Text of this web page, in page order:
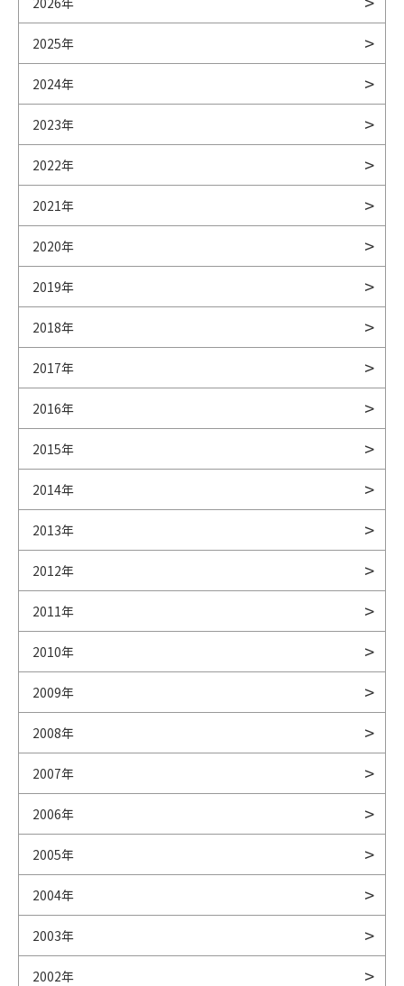
2025年
2024年
2023年
2022年
2021年
2020年
2019年
2018年
2017年
2016年
2015年
2014年
2013年
2012年
2011年
2010年
2009年
2008年
2007年
2006年
2005年
2004年
2003年
2002年